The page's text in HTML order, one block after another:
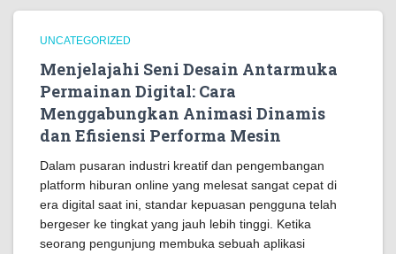
UNCATEGORIZED
Menjelajahi Seni Desain Antarmuka
Permainan Digital: Cara
Menggabungkan Animasi Dinamis
dan Efisiensi Performa Mesin
Dalam pusaran industri kreatif dan pengembangan
platform hiburan online yang melesat sangat cepat di
era digital saat ini, standar kepuasan pengguna telah
bergeser ke tingkat yang jauh lebih tinggi. Ketika
seorang pengunjung membuka sebuah aplikasi